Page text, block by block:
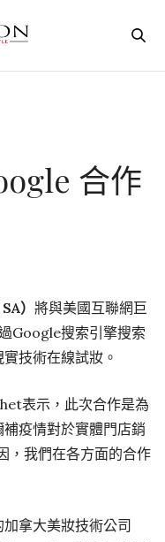
合作
） 將與美國互聯網巨
Google搜索引擎搜索
技術在線試妝。
表示，此次合作是為
疫情對於實體門店銷
，我們在各方面的合作
拿大美妝技術公司